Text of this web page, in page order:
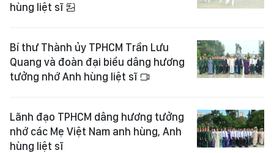
hùng liệt sĩ
Bí thư Thành ủy TPHCM Trần Lưu
Quang và đoàn đại biểu dâng hương
tưởng nhớ Anh hùng liệt sĩ
Lãnh đạo TPHCM dâng hương tưởng
nhớ các Mẹ Việt Nam anh hùng, Anh
hùng liệt sĩ